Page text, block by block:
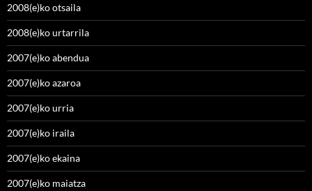
2008(e)ko otsaila
2008(e)ko urtarrila
2007(e)ko abendua
2007(e)ko azaroa
2007(e)ko urria
2007(e)ko iraila
2007(e)ko ekaina
2007(e)ko maiatza